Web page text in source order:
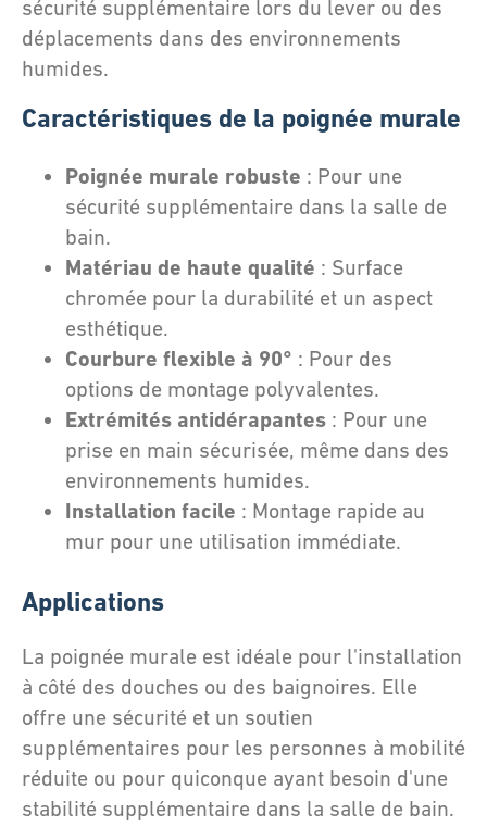
sécurité supplémentaire lors du lever ou des
déplacements dans des environnements
humides.
Caractéristiques de la poignée murale
Poignée murale robuste : Pour une
sécurité supplémentaire dans la salle de
bain.
Matériau de haute qualité : Surface
chromée pour la durabilité et un aspect
esthétique.
Courbure flexible à 90° : Pour des
options de montage polyvalentes.
Extrémités antidérapantes : Pour une
prise en main sécurisée, même dans des
environnements humides.
Installation facile : Montage rapide au
mur pour une utilisation immédiate.
Applications
La poignée murale est idéale pour l'installation
à côté des douches ou des baignoires. Elle
offre une sécurité et un soutien
supplémentaires pour les personnes à mobilité
réduite ou pour quiconque ayant besoin d'une
stabilité supplémentaire dans la salle de bain.